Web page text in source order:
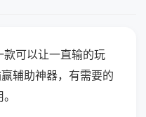
可以让一直输的玩
辅助神器，有需要的